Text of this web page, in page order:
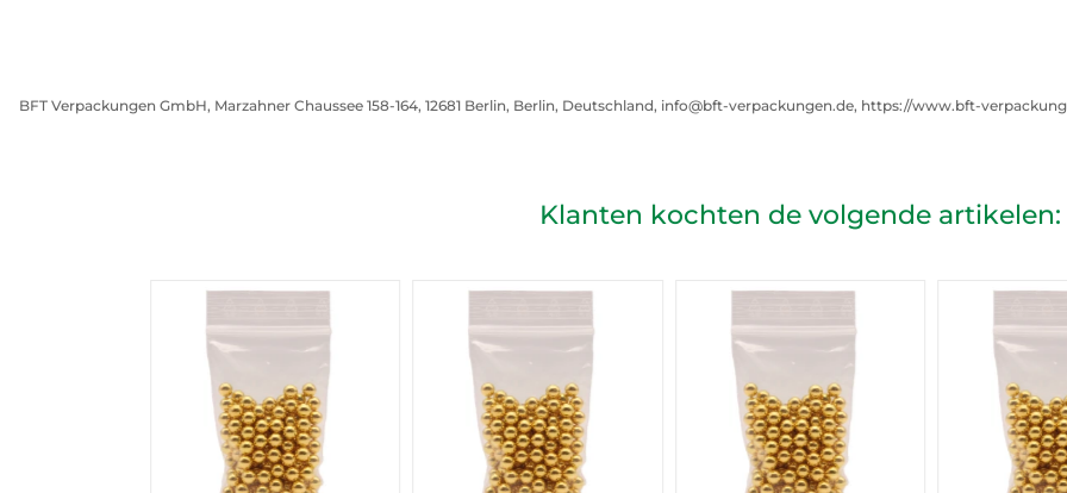
BFT Verpackungen GmbH, Marzahner Chaussee 158-164, 12681 Berlin, Berlin, Deutschland, info@bft-verpackungen.de, https://www.bft-
Klanten kochten de volgende artikelen: